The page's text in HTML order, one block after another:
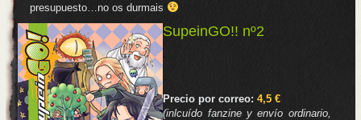
presupuesto…no os durmais
SupeinGO!! nº2
Precio por correo: 4,5 €
(inlcuído fanzine y envío ordinario,